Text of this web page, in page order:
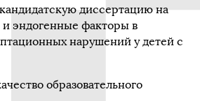
диссертацию на
эндогенные факторы в
нарушений у детей с
образовательного